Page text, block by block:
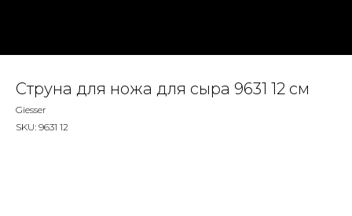
Струна для ножа для сыра 9631 12 см
Giesser
SKU: 9631 12